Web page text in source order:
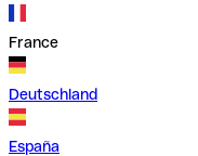
France
Deutschland
España